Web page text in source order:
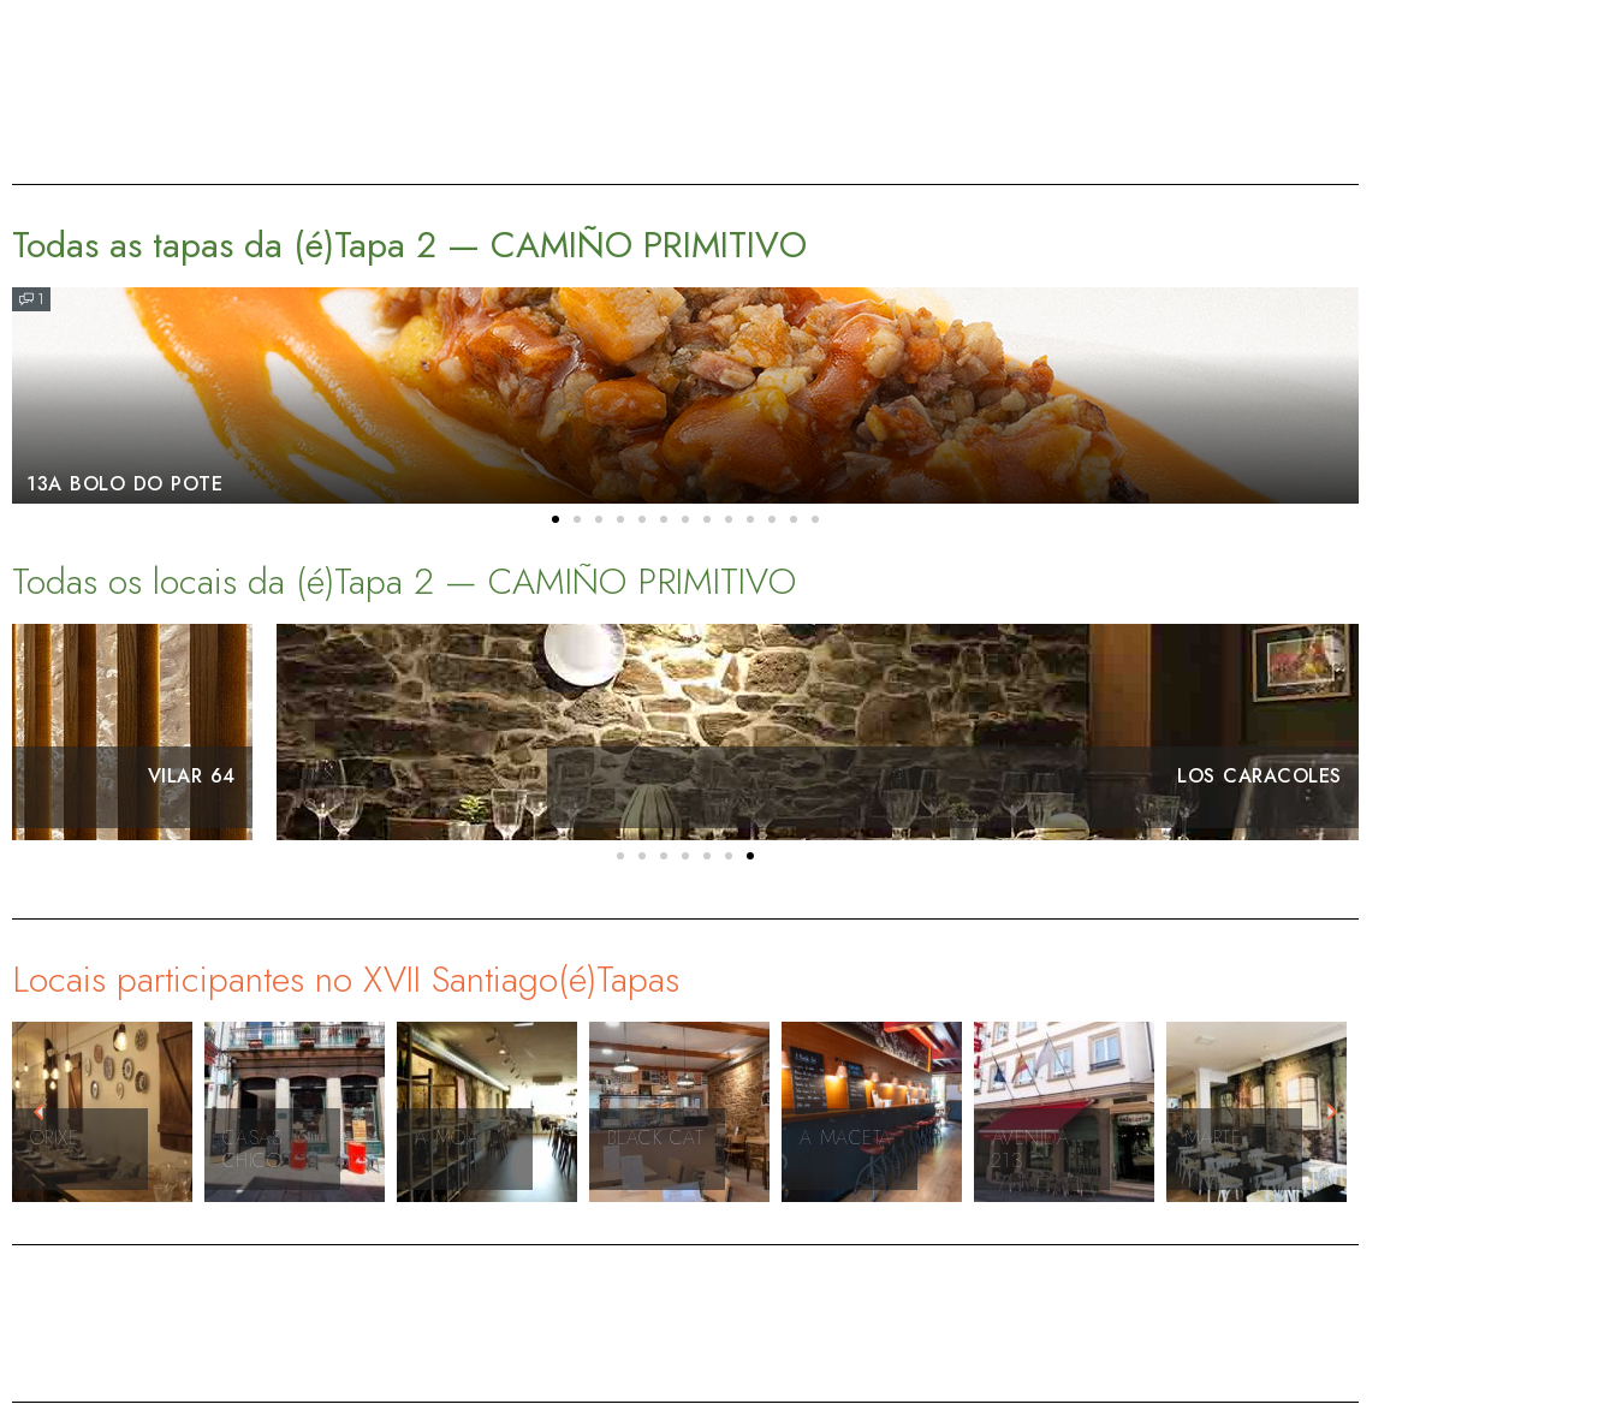
Todas as tapas da (é)Tapa 2 — CAMIÑO PRIMITIVO
12B CAMIÑO FRANCÉS
Todas os locais da (é)Tapa 2 — CAMIÑO PRIMITIVO
VILAR 64
NÓMADE
Locais participantes no XVII Santiago(é)Tapas
CASAS
CHICO
A MOA BLACK CAT A MACETA
AVENIDA
213
MARTE A LAREIRA